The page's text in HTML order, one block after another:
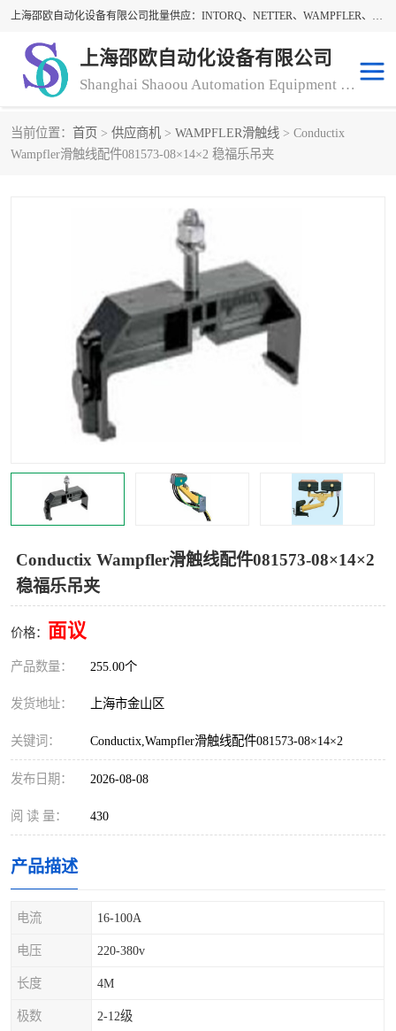
上海邵欧自动化设备有限公司批量供应：INTORQ、NETTER、WAMPFLER、WARNER、WICHITA、三菱离合器、warner离合器、NETTER振动器、WAMPFLER滑触线。上海邵欧自动化设备有限公司提供创新技术与产品解决方案，让客户享有高性价比，优质的产品和服务，我们坚持以持续技术和服务创新为客户不断创造价值。欢迎来电咨询！
上海邵欧自动化设备有限公司
Shanghai Shaoou Automation Equipment Co., Ltd
当前位置： 首页 > 供应商机 > WAMPFLER滑触线 > Conductix
Wampfler滑触线配件081573-08×14×2 稳福乐吊夹
Conductix Wampfler滑触线配件081573-08×14×2
稳福乐吊夹
价格： 面议
产品数量： 255.00个
发货地址： 上海市金山区
关键词： Conductix,Wampfler滑触线配件081573-08×14×2
发布日期： 2026-08-08
阅 读 量： 430
产品描述
电流 16-100A
电压 220-380v
长度 4M
极数 2-12级
warner离合器 LENZE
DAYTON
LEESON ELECTRIC carlson制动器
MACH III离合器 CLEVELAND
Magnetic制动器
WICHITA Cleveland 张力控制器
MYCOM步进电机
Warner Linear